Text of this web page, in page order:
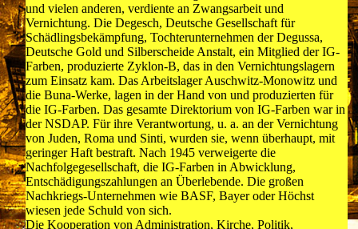
und vielen anderen, verdiente an Zwangsarbeit und
Vernichtung. Die Degesch, Deutsche Gesellschaft für
Schädlingsbekämpfung, Tochterunternehmen der Degussa,
Deutsche Gold und Silberscheide Anstalt, ein Mitglied der IG-
Farben, produzierte Zyklon-B, das in den Vernichtungslagern
zum Einsatz kam. Das Arbeitslager Auschwitz-Monowitz und
die Buna-Werke, lagen in der Hand von und produzierten für
die IG-Farben. Das gesamte Direktorium von IG-Farben war in
der NSDAP. Für ihre Verantwortung, u. a. an der Vernichtung
von Juden, Roma und Sinti, wurden sie, wenn überhaupt, mit
geringer Haft bestraft. Nach 1945 verweigerte die
Nachfolgegesellschaft, die IG-Farben in Abwicklung,
Entschädigungszahlungen an Überlebende. Die großen
Nachkriegs-Unternehmen wie BASF, Bayer oder Höchst
wiesen jede Schuld von sich.
Die Kooperation von Administration, Kirche, Politik,